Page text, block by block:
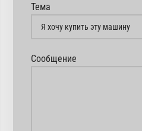
Тема
Сообщение